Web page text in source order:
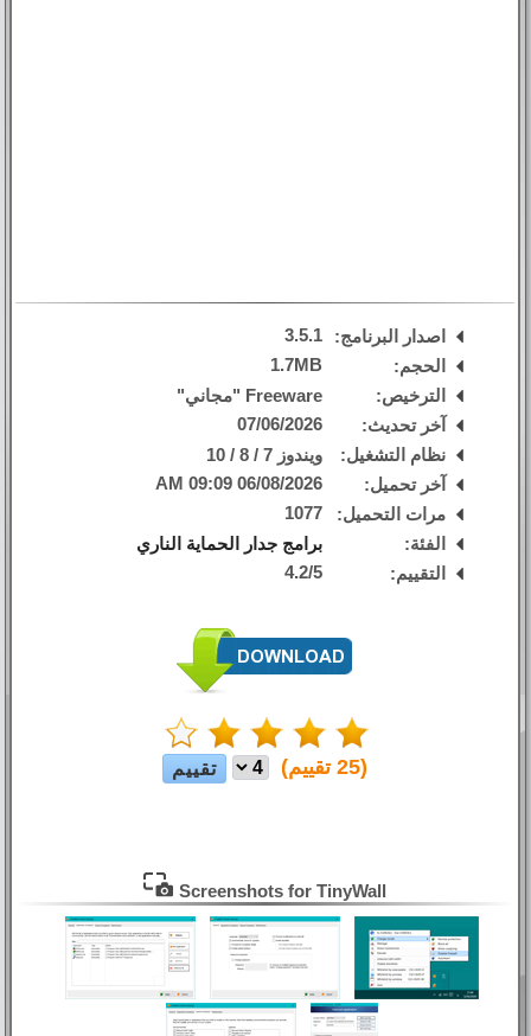
اصدار البرنامج:
3.5.1
الحجم:
1.7MB
الترخيص:
Freeware "مجاني"
آخر تحديث:
07/06/2026
نظام التشغيل:
ويندوز 7 / 8 / 10
آخر تحميل:
06/08/2026 09:09 AM
مرات التحميل:
1077
الفئة:
برامج جدار الحماية الناري
التقييم:
4.2/5
(
25 تقييم)
Screenshots for TinyWall